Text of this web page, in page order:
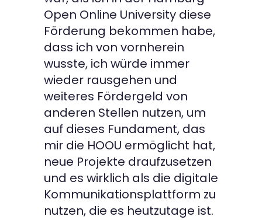
Open Online University diese
Förderung bekommen habe,
dass ich von vornherein
wusste, ich würde immer
wieder rausgehen und
weiteres Fördergeld von
anderen Stellen nutzen, um
auf dieses Fundament, das
mir die HOOU ermöglicht hat,
neue Projekte draufzusetzen
und es wirklich als die digitale
Kommunikationsplattform zu
nutzen, die es heutzutage ist.